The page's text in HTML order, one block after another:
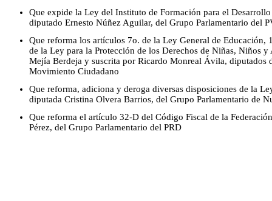
Que expide la Ley del Instituto de Formación para el
diputado Ernesto Núñez Aguilar, del Grupo Parlamentario del
Que reforma los artículos 7o. de la Ley General de Educación,
de la Ley para la Protección de los Derechos de Niñas, Niños y
Mejía Berdeja y suscrita por Ricardo Monreal Ávila, diputados
Movimiento Ciudadano
Que reforma, adiciona y deroga diversas disposiciones de la
diputada Cristina Olvera Barrios, del Grupo Parlamentario de
Que reforma el artículo 32-D del Código Fiscal de la
Pérez, del Grupo Parlamentario del PRD